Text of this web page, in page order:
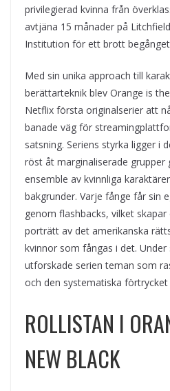
privilegierad kvinna från
avtjäna 15 månader på
Institution för ett brott
Med sin unika approach till
berättarteknik blev Orange is
Netflix första originalserier att
banade väg för
satsning. Seriens styrka ligger i
röst åt marginaliserade grupper
ensemble av kvinnliga
bakgrunder. Varje fånge får sin
genom flashbacks, vilket
porträtt av det amerikanska
kvinnor som fångas i det.
utforskade serien teman som
och den systematiska
ROLLISTAN I
NEW BLACK